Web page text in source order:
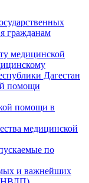
гражданам
медицинской
Дагестан
помощи
помощи в
медицинской
по
и важнейших